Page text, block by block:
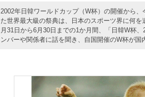
2002年日韓ワールドカップ（W杯）の開催から
た世界最大級の祭典は、日本のスポーツ界に何
月31日から6月30日までの1か月間、「日韓W杯
ンバーや関係者に話を聞き、自国開催のW杯が国